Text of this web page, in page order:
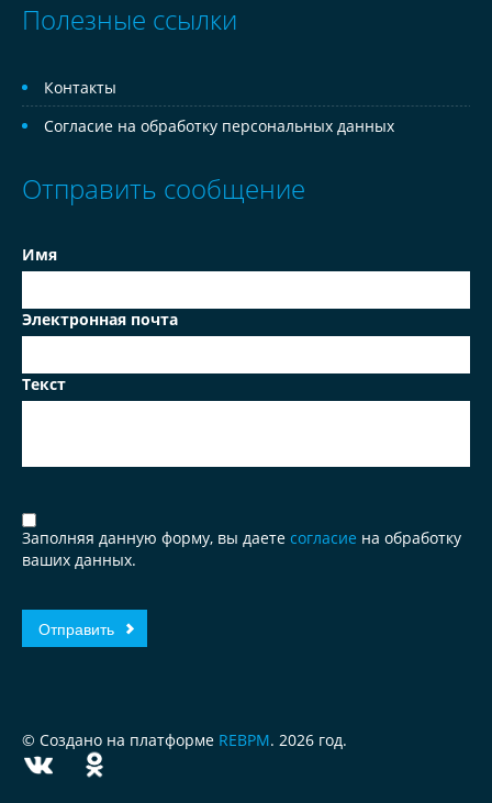
Полезные ссылки
Контакты
Согласие на обработку персональных данных
Отправить сообщение
Имя
Электронная почта
Текст
Заполняя данную форму, вы даете согласие на обработку
ваших данных.
© Создано на платформе REBPM. 2026 год.